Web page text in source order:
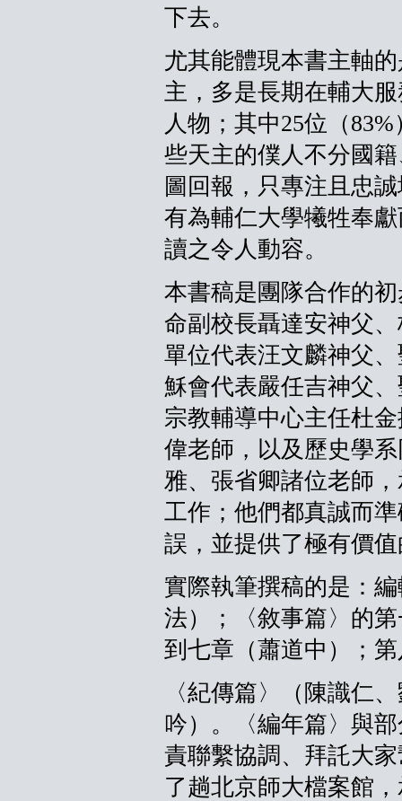
下去。
尤其能體現本書主軸
主，多是長期在輔大
人物；其中25位（
些天主的僕人不分國
圖回報，只專注且忠
有為輔仁大學犧牲奉
讀之令人動容。
本書稿是團隊合作的
命副校長聶達安神父
單位代表汪文麟神父
穌會代表嚴任吉神父
宗教輔導中心主任杜
偉老師，以及歷史學
雅、張省卿諸位老師
工作；他們都真誠而
誤，並提供了極有價
實際執筆撰稿的是：
法）；〈敘事篇〉的
到七章（蕭道中）；
〈紀傳篇〉（陳識仁
吟）。〈編年篇〉與
責聯繫協調、拜託大
了趟北京師大檔案館